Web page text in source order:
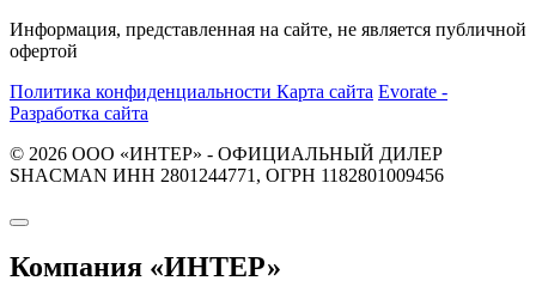
Информация, представленная на сайте, не является публичной
офертой
Политика конфиденциальности Карта сайта Evorate -
Разработка сайта
© 2026 ООО «ИНТЕР» - ОФИЦИАЛЬНЫЙ ДИЛЕР
SHACMAN ИНН 2801244771, ОГРН 1182801009456
Компания «ИНТЕР»